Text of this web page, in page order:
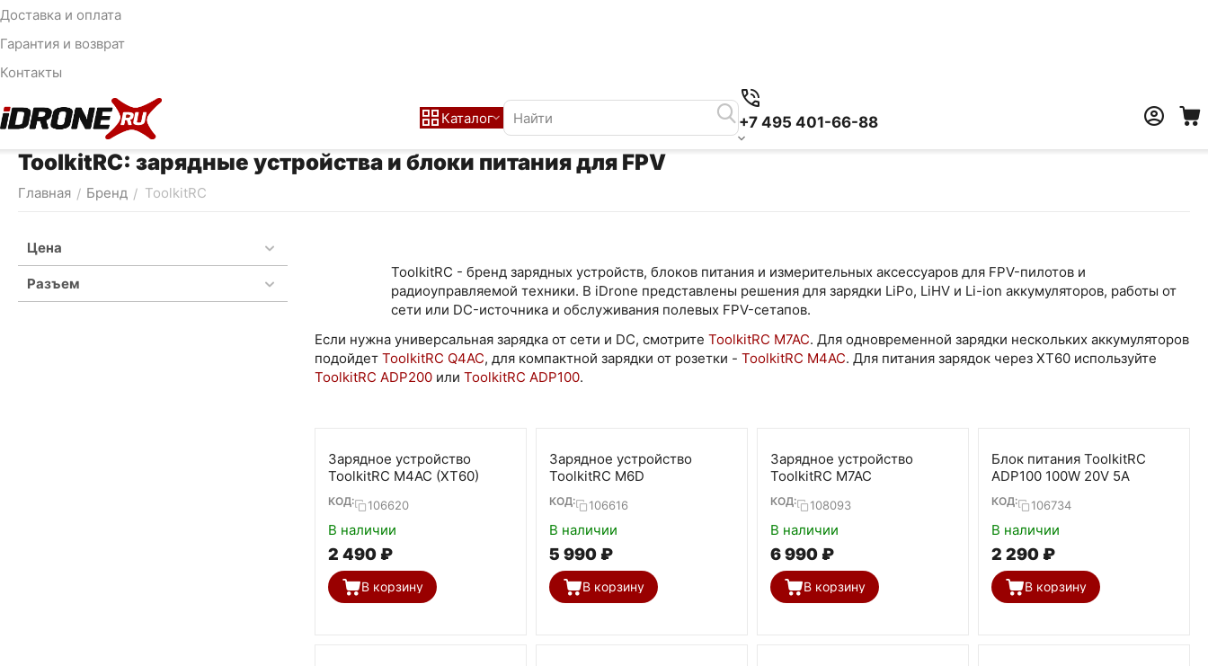
Доставка и оплата
Гарантия и возврат
Контакты
Каталог +7 495 401-66-88
ToolkitRC: зарядные устройства и блоки питания для FPV
Главная / Бренд / ToolkitRC
Цена
Разъем
ToolkitRC - бренд зарядных устройств, блоков питания и измерительных аксессуаров для FPV-пилотов и
радиоуправляемой техники. В iDrone представлены решения для зарядки LiPo, LiHV и Li-ion аккумуляторов, работы от
сети или DC-источника и обслуживания полевых FPV-сетапов.
Если нужна универсальная зарядка от сети и DC, смотрите ToolkitRC M7AC. Для одновременной зарядки нескольких аккумуляторов
подойдет ToolkitRC Q4AC, для компактной зарядки от розетки - ToolkitRC M4AC. Для питания зарядок через XT60 используйте
ToolkitRC ADP200 или ToolkitRC ADP100.
Зарядное устройство
ToolkitRC M4AC (XT60)
КОД: 106620
В наличии
2 490 ₽
В корзину
Зарядное устройство
ToolkitRC M6D
КОД: 106616
В наличии
5 990 ₽
В корзину
Зарядное устройство
ToolkitRC M7AC
КОД: 108093
В наличии
6 990 ₽
В корзину
Блок питания ToolkitRC
ADP100 100W 20V 5А
КОД: 106734
В наличии
2 290 ₽
В корзину